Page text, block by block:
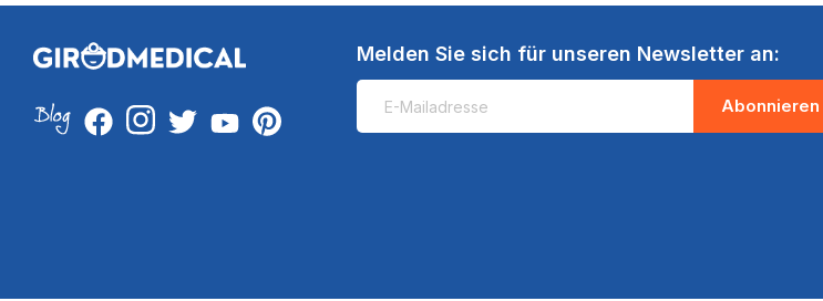
Melden Sie sich für unseren Newsletter an:
Abonnieren